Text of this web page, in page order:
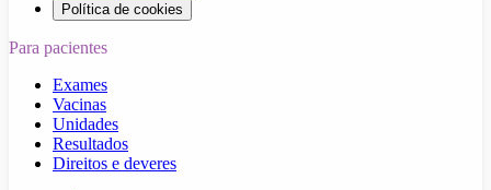
Política de cookies
Para pacientes
Exames
Vacinas
Unidades
Resultados
Direitos e deveres